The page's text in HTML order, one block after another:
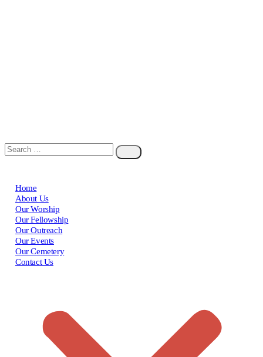
Home
About Us
Our Worship
Our Fellowship
Our Outreach
Our Events
Our Cemetery
Contact Us